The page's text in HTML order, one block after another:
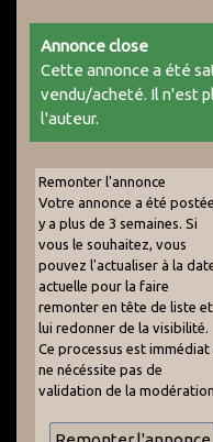
Annonce close
Cette annonce a été
vendu/acheté. Il n'est
l'auteur.
Remonter l'annonce
Votre annonce a été
y a plus de 3 semaines. Si
vous le souhaitez, vous
pouvez l'actualiser à la
actuelle pour la faire
remonter en tête de liste et
lui redonner de la visibilité.
Ce processus est immédiat
ne nécéssite pas de
validation de la modération.